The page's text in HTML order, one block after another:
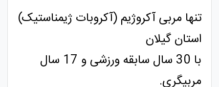
تنها مربی آکروژیم (آکروبات ژیمناستیک)
استان گیلان
با 30 سال سابقه ورزشی و 17 سال
مربیگری.